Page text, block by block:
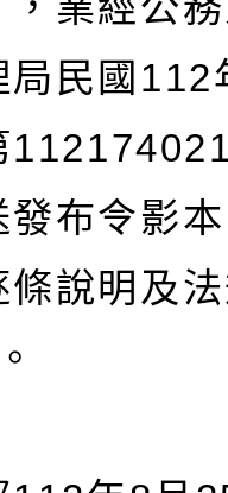
局民國112
發布令影
條說明及